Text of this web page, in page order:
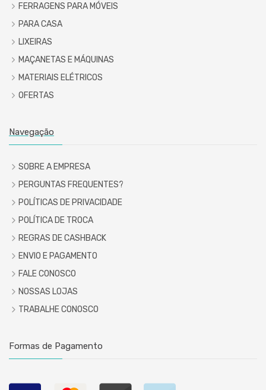
FERRAGENS PARA MÓVEIS
PARA CASA
LIXEIRAS
MAÇANETAS E MÁQUINAS
MATERIAIS ELÉTRICOS
OFERTAS
Navegação
SOBRE A EMPRESA
PERGUNTAS FREQUENTES?
POLÍTICAS DE PRIVACIDADE
POLÍTICA DE TROCA
REGRAS DE CASHBACK
ENVIO E PAGAMENTO
FALE CONOSCO
NOSSAS LOJAS
TRABALHE CONOSCO
Formas de Pagamento